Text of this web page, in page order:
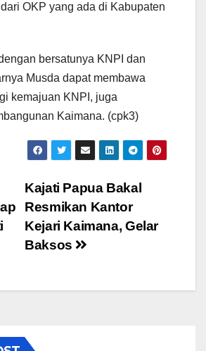
OKP yang ada di Kabupaten
bersatunya KNPI dan
Musda dapat membawa
kemajuan KNPI, juga
Kaimana. (cpk3)
Kajati Papua Bakal
Resmikan Kantor
Kejari Kaimana, Gelar
Baksos